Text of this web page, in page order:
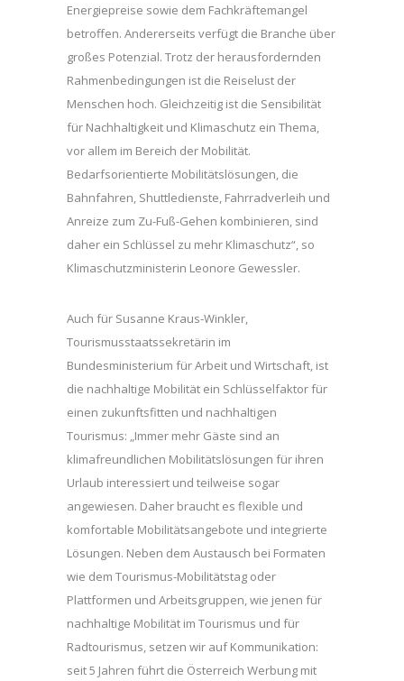
Energiepreise sowie dem Fachkräftemangel
betroffen. Andererseits verfügt die Branche über
großes Potenzial. Trotz der herausfordernden
Rahmenbedingungen ist die Reiselust der
Menschen hoch. Gleichzeitig ist die Sensibilität
für Nachhaltigkeit und Klimaschutz ein Thema,
vor allem im Bereich der Mobilität.
Bedarfsorientierte Mobilitätslösungen, die
Bahnfahren, Shuttledienste, Fahrradverleih und
Anreize zum Zu-Fuß-Gehen kombinieren, sind
daher ein Schlüssel zu mehr Klimaschutz“, so
Klimaschutzministerin Leonore Gewessler.
Auch für Susanne Kraus-Winkler,
Tourismusstaatssekretärin im
Bundesministerium für Arbeit und Wirtschaft, ist
die nachhaltige Mobilität ein Schlüsselfaktor für
einen zukunftsfitten und nachhaltigen
Tourismus: „Immer mehr Gäste sind an
klimafreundlichen Mobilitätslösungen für ihren
Urlaub interessiert und teilweise sogar
angewiesen. Daher braucht es flexible und
komfortable Mobilitätsangebote und integrierte
Lösungen. Neben dem Austausch bei Formaten
wie dem Tourismus-Mobilitätstag oder
Plattformen und Arbeitsgruppen, wie jenen für
nachhaltige Mobilität im Tourismus und für
Radtourismus, setzen wir auf Kommunikation:
seit 5 Jahren führt die Österreich Werbung mit